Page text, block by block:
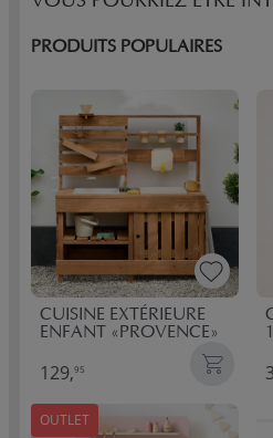
PRODUITS POPULAIRES
CUISINE EXTÉRIEURE
ENFANT «PROVENCE»
129,95
OUTLET